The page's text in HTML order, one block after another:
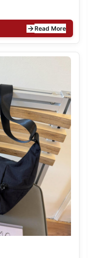
Read More